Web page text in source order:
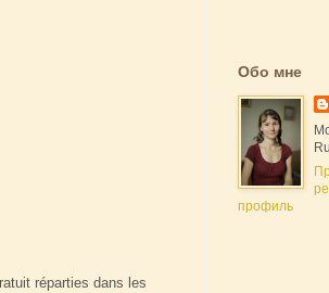
réparties dans les
Обо мне
профиль